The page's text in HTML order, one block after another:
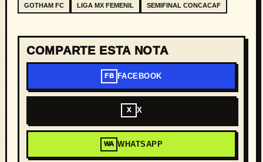
GOTHAM FC LIGA MX FEMENIL SEMIFINAL CONCACAF
COMPARTE ESTA NOTA
FB FACEBOOK
X X
WA WHATSAPP